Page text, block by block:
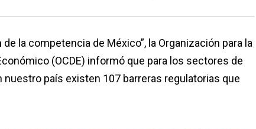
la competencia de México”, la Organización para la
(OCDE) informó que para los sectores de
país existen 107 barreras regulatorias que